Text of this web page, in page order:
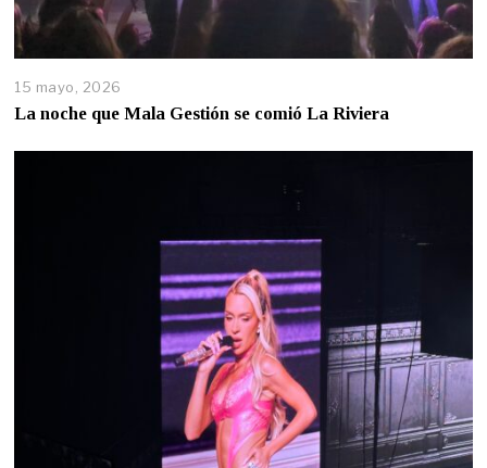
15 mayo, 2026
La noche que Mala Gestión se comió La Riviera